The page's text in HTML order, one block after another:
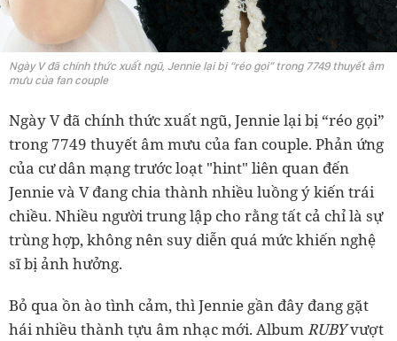
Ngày V đã chính thức xuất ngũ, Jennie lại bị “réo gọi” trong 7749 thuyết âm
mưu của fan couple
Ngày V đã chính thức xuất ngũ, Jennie lại bị “réo gọi”
trong 7749 thuyết âm mưu của fan couple. Phản ứng
của cư dân mạng trước loạt "hint" liên quan đến
Jennie và V đang chia thành nhiều luồng ý kiến trái
chiều. Nhiều người trung lập cho rằng tất cả chỉ là sự
trùng hợp, không nên suy diễn quá mức khiến nghệ
sĩ bị ảnh hưởng.
Bỏ qua ồn ào tình cảm, thì Jennie gần đây đang gặt
hái nhiều thành tựu âm nhạc mới. AlbumRUBYvượt